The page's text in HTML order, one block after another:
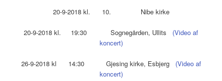
20-9-2018 kl. 10. Nibe kirke
20-9-2018 kl. 19:30 Sognegården, Ullits (Video af
koncert)
26-9-2018 kl 14:30 Gjesing kirke, Esbjerg (Video af
koncert)